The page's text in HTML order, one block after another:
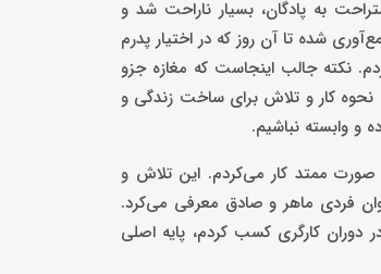
به پادگان، بسیار ناراحت شد و
شده تا آن روز که در اختیار پدرم
نکته جالب اینجاست که مغازه جزو
نحوه کار و تلاش برای ساخت زندگی و
و وابسته نباشیم.
ممتد کار می‌کردم. این تلاش و
فردی ماهر و صادق معرفی می‌کرد.
دوران کارگری کسب کردم، پایه اصلی